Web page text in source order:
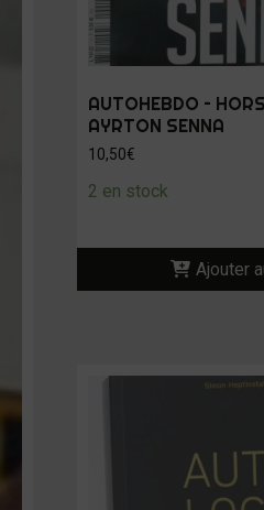
AUTOHEBDO –
AYRTON SENNA
10,50€
2 en stock
Ajouter